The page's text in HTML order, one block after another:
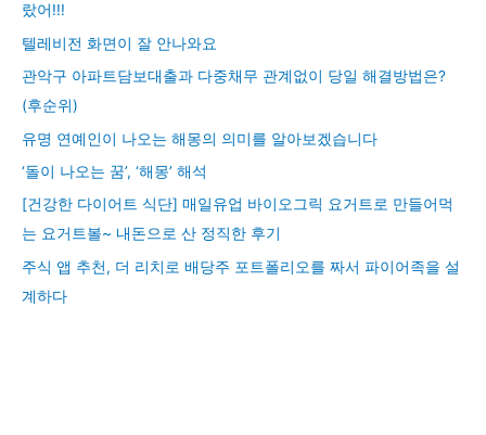
랐어!!!
텔레비전 화면이 잘 안나와요
관악구 아파트담보대출과 다중채무 관계없이 당일 해결방법은?
(후순위)
유명 연예인이 나오는 해몽의 의미를 알아보겠습니다
‘돌이 나오는 꿈’, ‘해몽’ 해석
[건강한 다이어트 식단] 매일유업 바이오그릭 요거트로 만들어먹
는 요거트볼~ 내돈으로 산 정직한 후기
주식 앱 추천, 더 리치로 배당주 포트폴리오를 짜서 파이어족을 설
계하다